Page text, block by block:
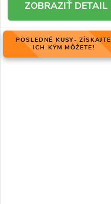
DETAIL
POSLEDNÉ KUSY- ZÍSKAJTE
ICH KÝM MÔŽETE!